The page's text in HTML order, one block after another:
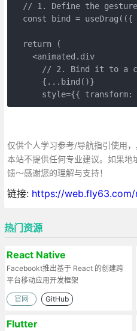
  // 1. Define the gesture
const bind = useDrag(({
  return (
    <animated.div
// 2. Bind it to a
      {...bind()}
style={{ transform:
仅供个人学习参考/导航指引使用
本站不提供任何专业建议。如果地
馈～感谢您的理解与支持！
链接: https://web.fly63.com/
热门资源
React Native
Facebookt推出基于 React 的创建跨
平台移动应用开发框架
官网 GitHub
Flutter